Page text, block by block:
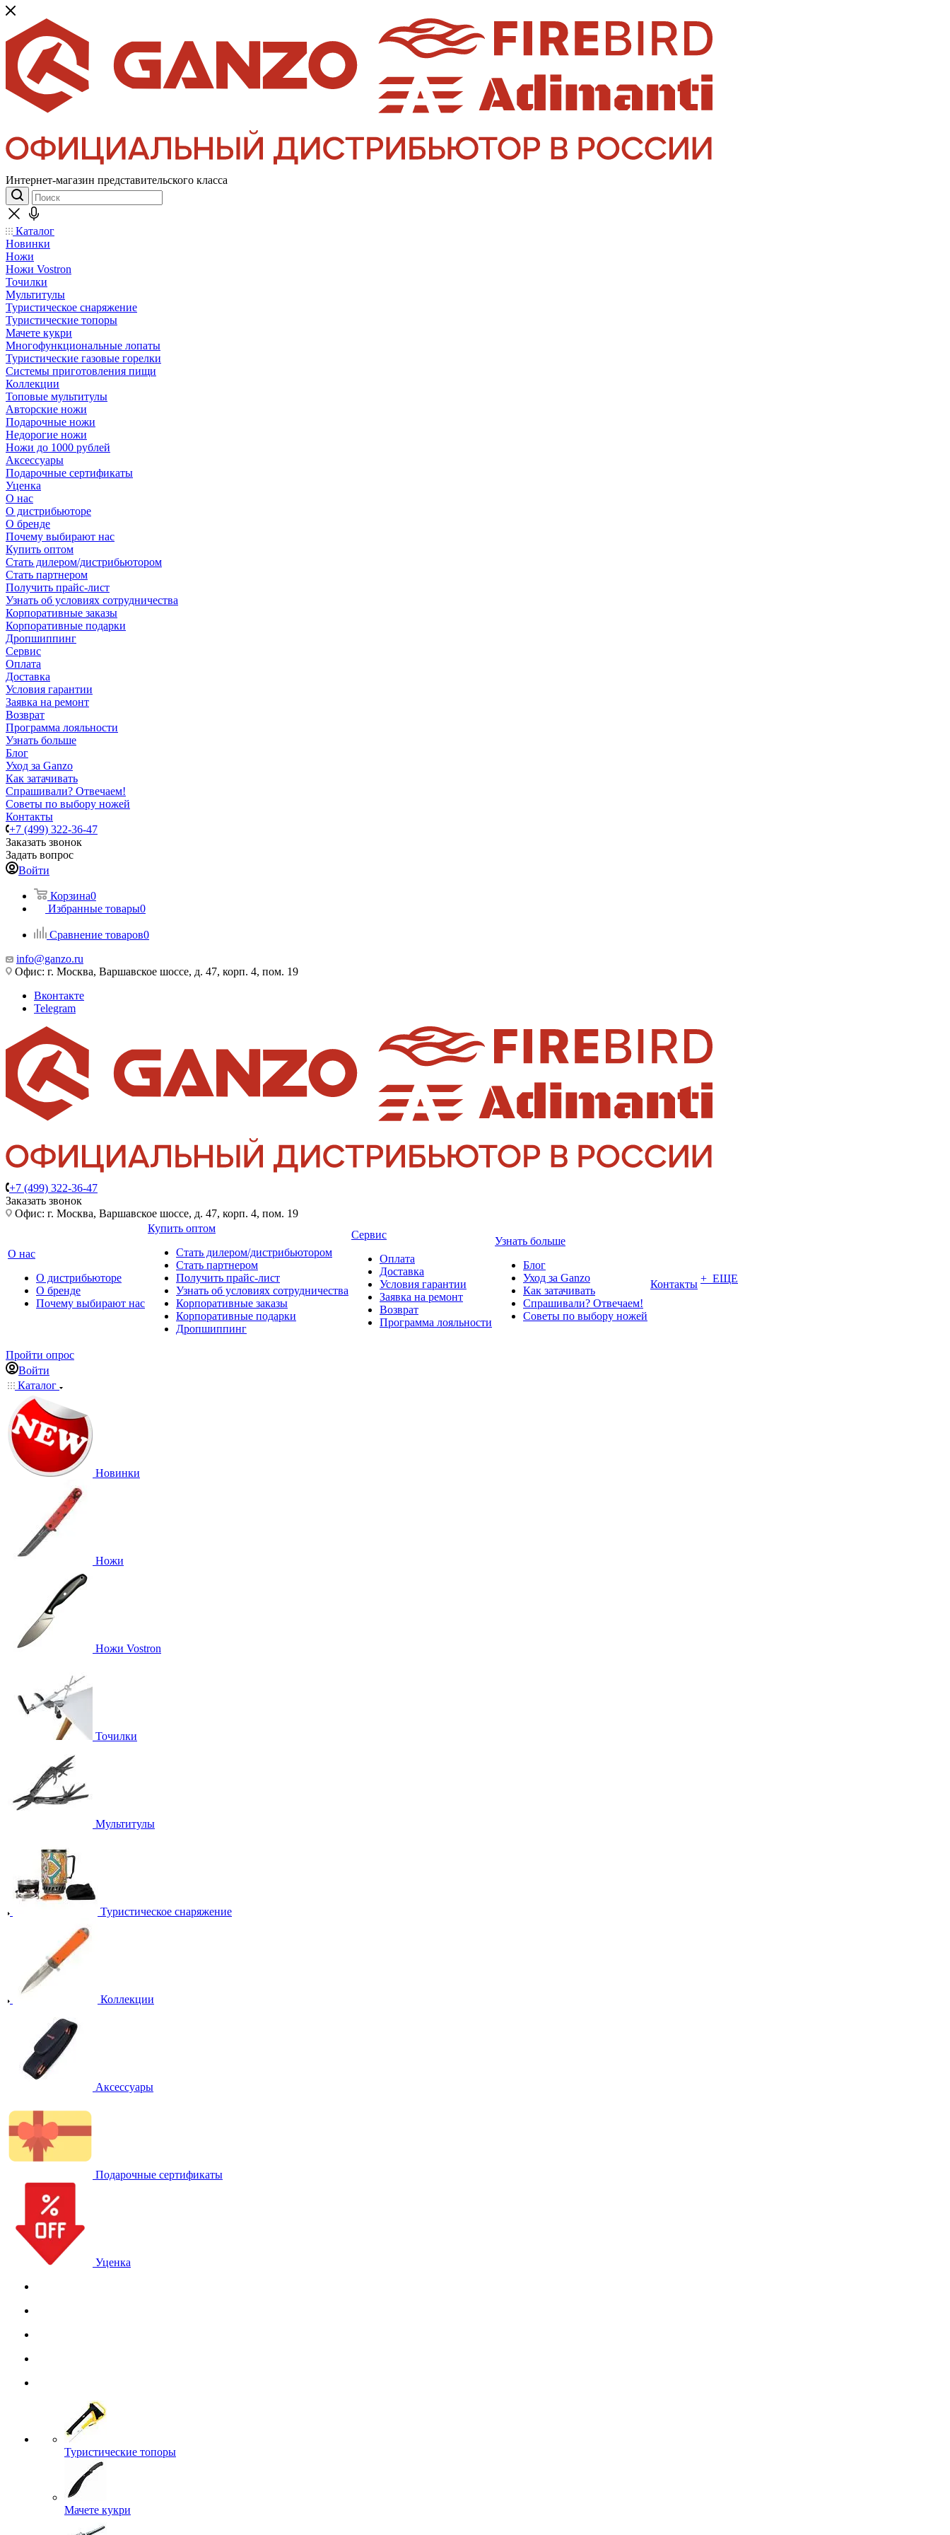
Интернет-магазин представительского класса
Каталог
Новинки
Ножи
Ножи Vostron
Точилки
Мультитулы
Туристическое снаряжение
Туристические топоры
Мачете кукри
Многофункциональные лопаты
Туристические газовые горелки
Системы приготовления пищи
Коллекции
Топовые мультитулы
Авторские ножи
Подарочные ножи
Недорогие ножи
Ножи до 1000 рублей
Аксессуары
Подарочные сертификаты
Уценка
О нас
О дистрибьюторе
О бренде
Почему выбирают нас
Купить оптом
Стать дилером/дистрибьютором
Стать партнером
Получить прайс-лист
Узнать об условиях сотрудничества
Корпоративные заказы
Корпоративные подарки
Дропшиппинг
Сервис
Оплата
Доставка
Условия гарантии
Заявка на ремонт
Возврат
Программа лояльности
Узнать больше
Блог
Уход за Ganzo
Как затачивать
Спрашивали? Отвечаем!
Советы по выбору ножей
Контакты
+7 (499) 322-36-47
Заказать звонок
Задать вопрос
Войти
Корзина0
Избранные товары0
Сравнение товаров0
info@ganzo.ru
Офис: г. Москва, Варшавское шоссе, д. 47, корп. 4, пом. 19
Вконтакте
Telegram
+7 (499) 322-36-47
Заказать звонок
Офис: г. Москва, Варшавское шоссе, д. 47, корп. 4, пом. 19
О нас
О дистрибьюторе
О бренде
Почему выбирают нас
Купить оптом
Стать дилером/дистрибьютором
Стать партнером
Получить прайс-лист
Узнать об условиях сотрудничества
Корпоративные заказы
Корпоративные подарки
Дропшиппинг
Сервис
Оплата
Доставка
Условия гарантии
Заявка на ремонт
Возврат
Программа лояльности
Узнать больше
Блог
Уход за Ganzo
Как затачивать
Спрашивали? Отвечаем!
Советы по выбору ножей
Контакты + ЕЩЕ
Пройти опрос
Войти
Каталог
Новинки
Ножи
Ножи Vostron
Точилки
Мультитулы
Туристическое снаряжение
Коллекции
Аксессуары
Подарочные сертификаты
Уценка
Туристические топоры
Мачете кукри